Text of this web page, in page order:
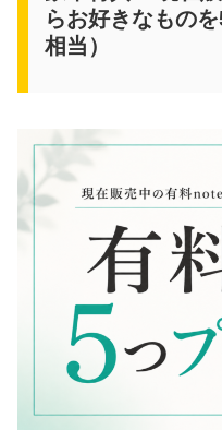
らお好きなもの
相当）